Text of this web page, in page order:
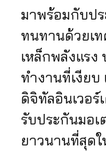
มาพร้อมกับป
ทนทานด้วยเท
เหล็กพลังแรง
ทำงานที่เงียบ
ดิจิทัลอินเวอ
รับประกันมอเ
ยาวนานที่สุด